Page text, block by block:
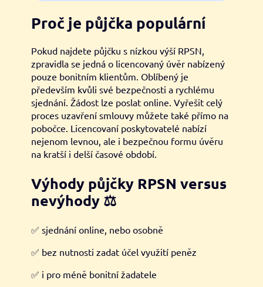
Proč je půjčka populární
Pokud najdete půjčku s nízkou výší RPSN,
zpravidla se jedná o licencovaný úvěr nabízený
pouze bonitním klientům. Oblíbený je
především kvůli své bezpečnosti a rychlému
sjednání. Žádost lze poslat online. Vyřešit celý
proces uzavření smlouvy můžete také přímo na
pobočce. Licencovaní poskytovatelé nabízí
nejenom levnou, ale i bezpečnou formu úvěru
na kratší i delší časové období.
Výhody půjčky RPSN versus
nevýhody⚖️
✅ sjednání online, nebo osobně
✅ bez nutnosti zadat účel využití peněz
✅ i pro méně bonitní žadatele